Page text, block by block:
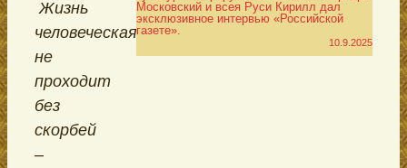
Жизнь
человеческая
не
проходит
без
скорбей
–
Московский и всея Руси Кирилл дал
эксклюзивное интервью «Российской
газете».
10.9.2025